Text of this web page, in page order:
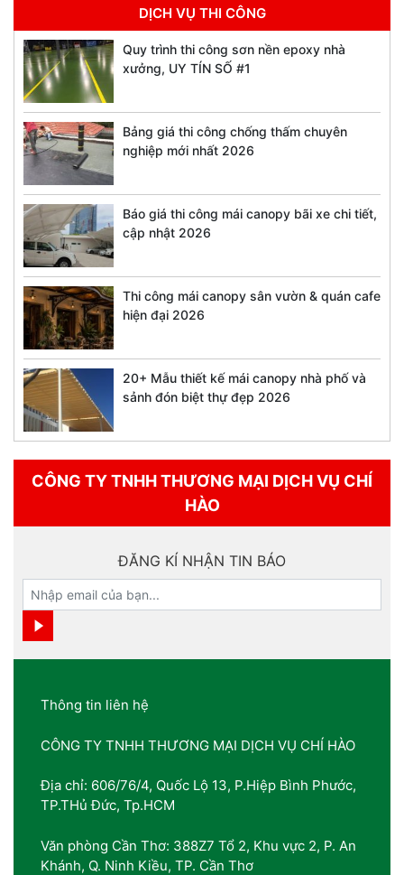
DỊCH VỤ THI CÔNG
Quy trình thi công sơn nền epoxy nhà
xưởng, UY TÍN SỐ #1
Bảng giá thi công chống thấm chuyên
nghiệp mới nhất 2026
Báo giá thi công mái canopy bãi xe chi tiết,
cập nhật 2026
Thi công mái canopy sân vườn & quán cafe
hiện đại 2026
20+ Mẫu thiết kế mái canopy nhà phố và
sảnh đón biệt thự đẹp 2026
CÔNG TY TNHH THƯƠNG MẠI DỊCH VỤ CHÍ
HÀO
ĐĂNG KÍ NHẬN TIN BÁO
Thông tin liên hệ
CÔNG TY TNHH THƯƠNG MẠI DỊCH VỤ CHÍ HÀO
Địa chỉ: 606/76/4, Quốc Lộ 13, P.Hiệp Bình Phước,
TP.THủ Đức, Tp.HCM
Văn phòng Cần Thơ: 388Z7 Tổ 2, Khu vực 2, P. An
Khánh, Q. Ninh Kiều, TP. Cần Thơ